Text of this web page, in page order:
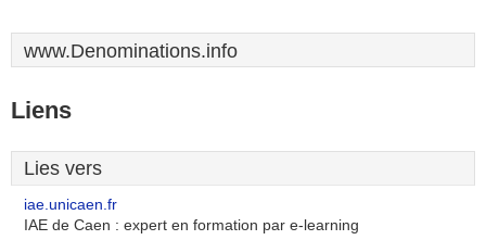
www.Denominations.info
Liens
Lies vers
iae.unicaen.fr
IAE de Caen : expert en formation par e-learning